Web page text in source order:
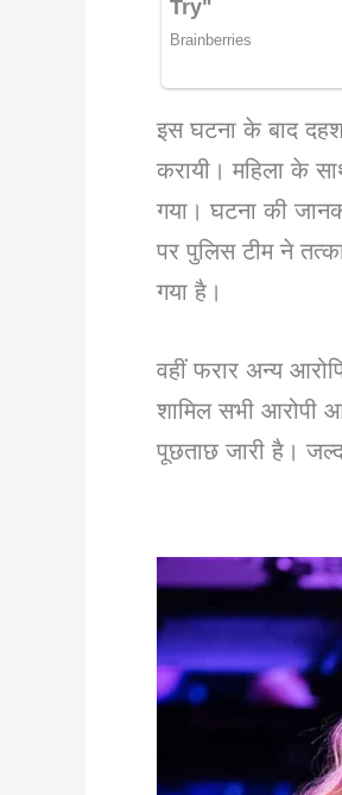
इस घटना के बाद
करायी। महिला के
गया। घटना की
पर पुलिस टीम ने
गया है।
वहीं फरार अन्य
शामिल सभी आरोपी
पूछताछ जारी है। जल्द